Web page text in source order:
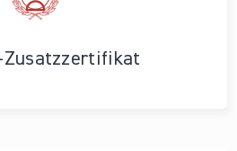
Zusatzzertifikat